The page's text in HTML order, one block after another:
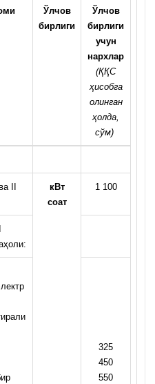
Ўлчов
бирлиги
Ўлчов
бирлиги
учун
нархлар
(ҚҚС
ҳисобга
олинган
ҳолда,
сўм)
II
кВт
соат
1 100
325
450
550